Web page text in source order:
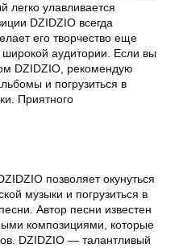
легко улавливается
DZIDZIO всегда
его творчество еще
аудитории. Если вы
DZIDZIO, рекомендую
и погрузиться в
Приятного
позволяет окунуться
музыки и погрузиться в
Автор песни известен
композициями, которые
DZIDZIO — талантливый